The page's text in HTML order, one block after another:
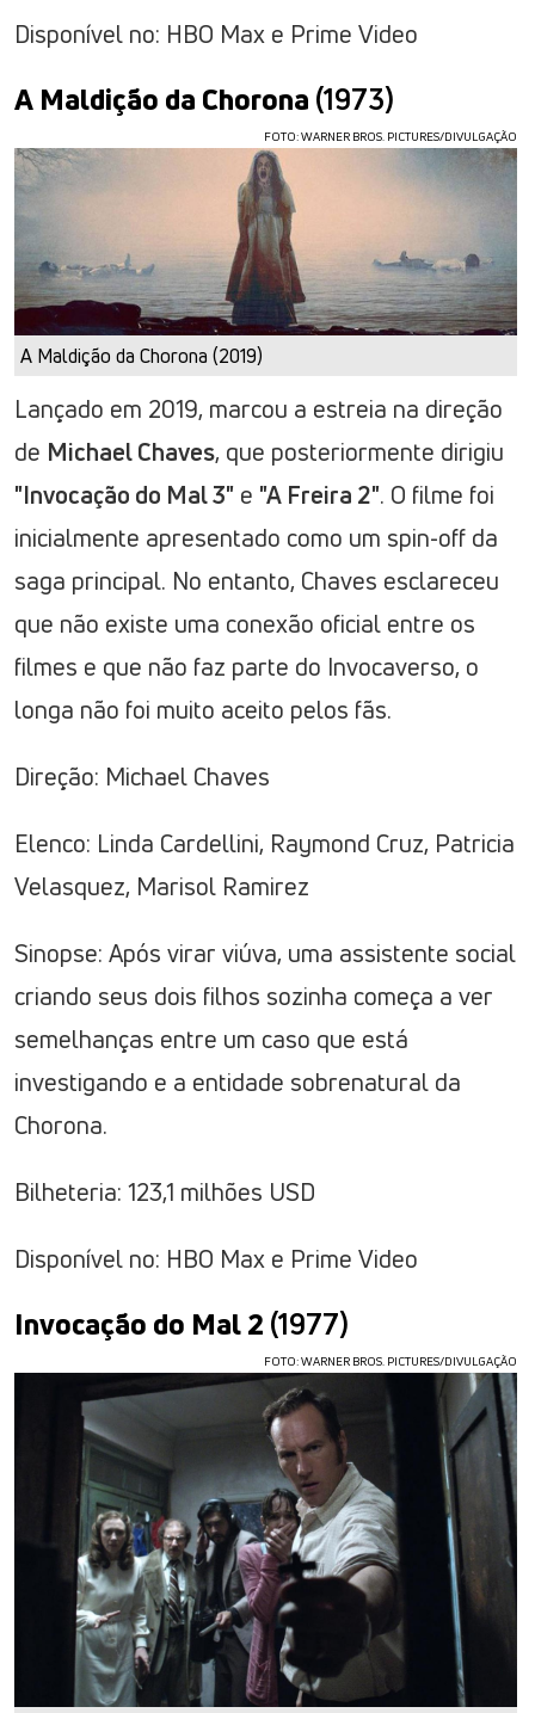
Disponível no: HBO Max e Prime Video
A Maldição da Chorona (1973)
FOTO: WARNER BROS. PICTURES/DIVULGAÇÃO
A Maldição da Chorona (2019)
Lançado em 2019, marcou a estreia na direção
de Michael Chaves, que posteriormente dirigiu
"Invocação do Mal 3" e "A Freira 2". O filme foi
inicialmente apresentado como um spin-off da
saga principal. No entanto, Chaves esclareceu
que não existe uma conexão oficial entre os
filmes e que não faz parte do Invocaverso, o
longa não foi muito aceito pelos fãs.
Direção: Michael Chaves
Elenco: Linda Cardellini, Raymond Cruz, Patricia
Velasquez, Marisol Ramirez
Sinopse: Após virar viúva, uma assistente social
criando seus dois filhos sozinha começa a ver
semelhanças entre um caso que está
investigando e a entidade sobrenatural da
Chorona.
Bilheteria: 123,1 milhões USD
Disponível no: HBO Max e Prime Video
Invocação do Mal 2 (1977)
FOTO: WARNER BROS. PICTURES/DIVULGAÇÃO